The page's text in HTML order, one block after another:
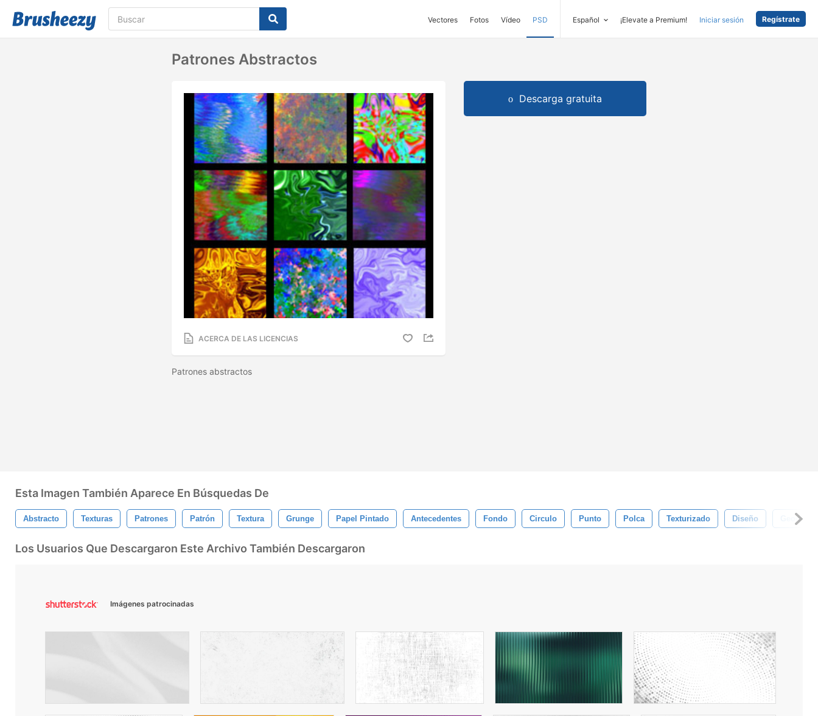
Vectores Fotos Vídeo PSD Español ¡Elevate a Premium! Iniciar sesión Regístrate
Patrones Abstractos
ACERCA DE LAS LICENCIAS
Patrones abstractos
Descarga gratuita
Esta Imagen También Aparece En Búsquedas De
Abstracto Texturas Patrones Patrón Textura Grunge Papel Pintado Antecedentes Fondo Circulo Punto Polca Texturizado Diseño
Los Usuarios Que Descargaron Este Archivo También Descargaron
Imágenes patrocinadas